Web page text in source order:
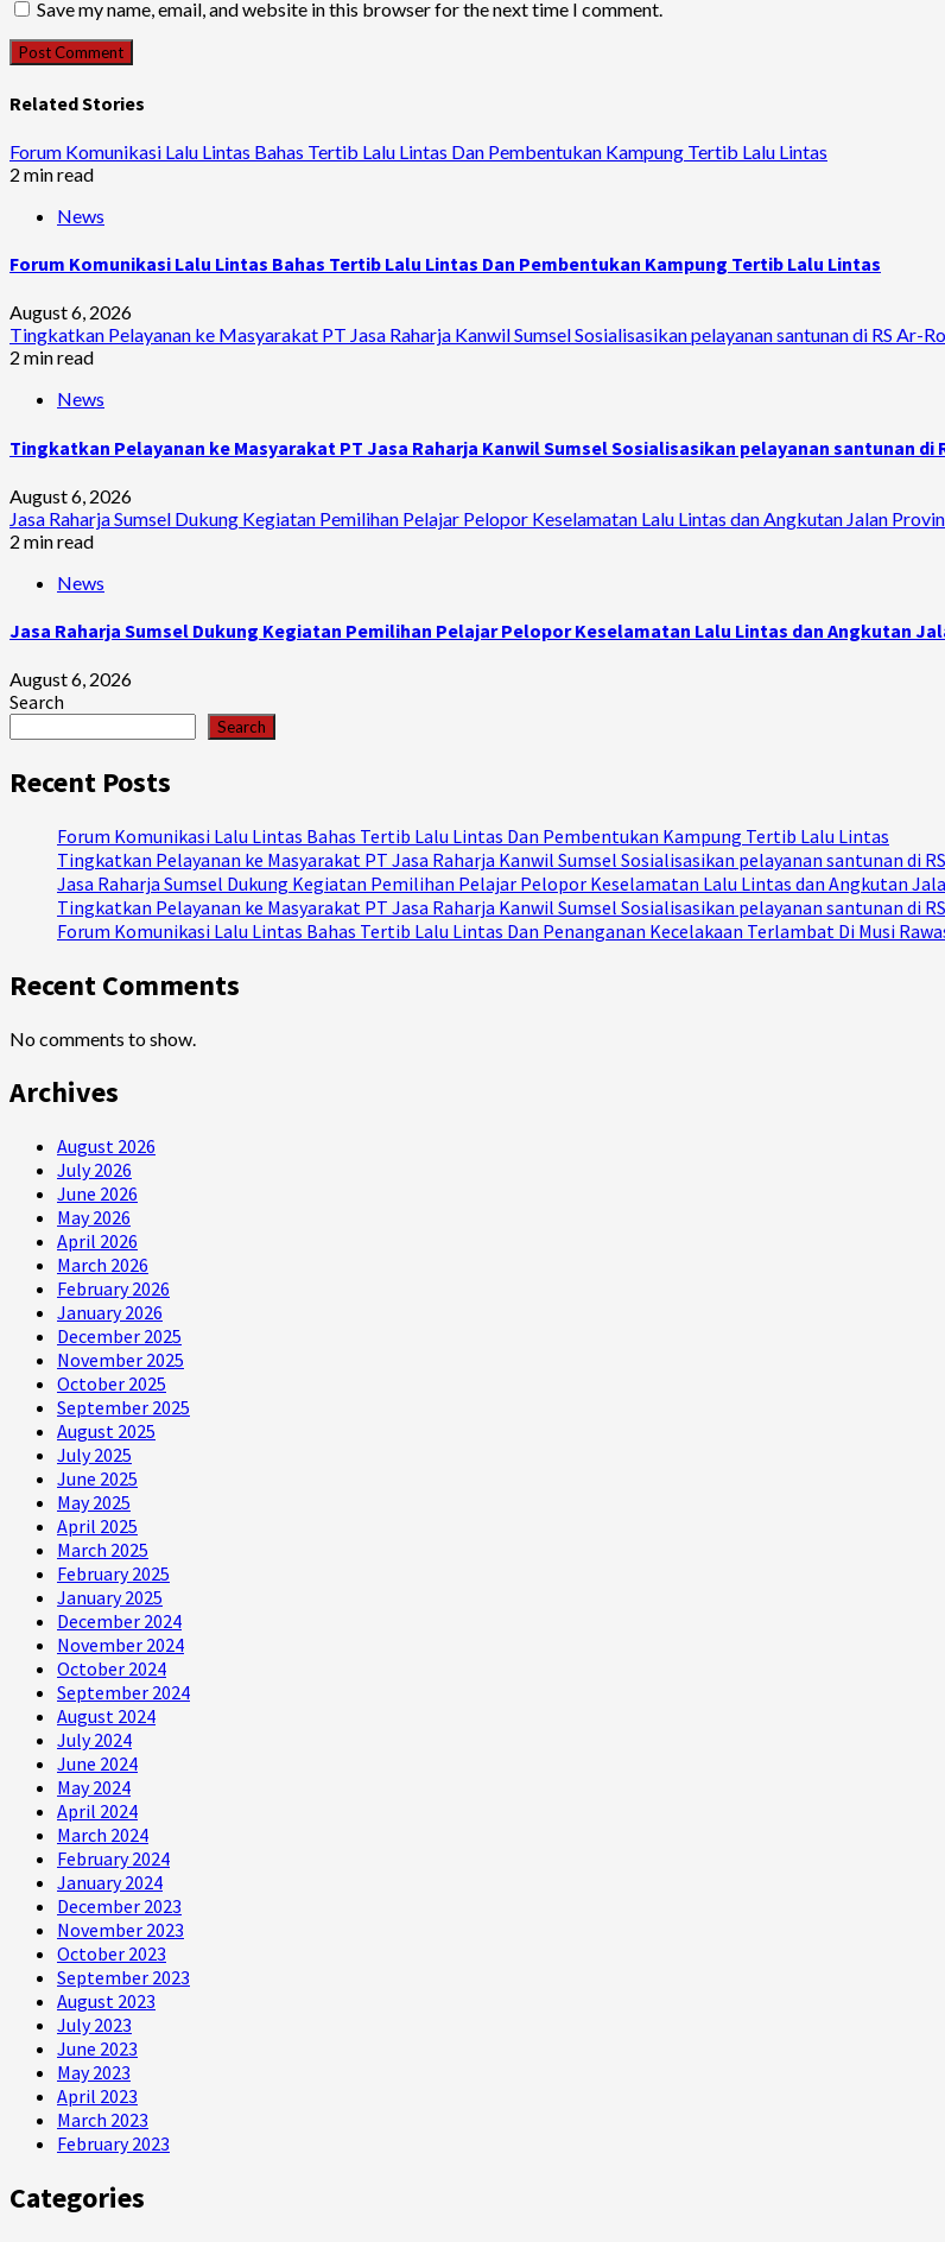
Save my name, email, and website in this browser for the next time I comment.
Related Stories
Forum Komunikasi Lalu Lintas Bahas Tertib Lalu Lintas Dan Pembentukan Kampung Tertib Lalu Lintas
2 min read
News
Forum Komunikasi Lalu Lintas Bahas Tertib Lalu Lintas Dan Pembentukan Kampung Tertib Lalu Lintas
August 6, 2026
Tingkatkan Pelayanan ke Masyarakat PT Jasa Raharja Kanwil Sumsel Sosialisasikan pelayanan santunan di RS Ar-
2 min read
News
Tingkatkan Pelayanan ke Masyarakat PT Jasa Raharja Kanwil Sumsel Sosialisasikan pelayanan santunan di
August 6, 2026
Jasa Raharja Sumsel Dukung Kegiatan Pemilihan Pelajar Pelopor Keselamatan Lalu Lintas dan Angkutan Jalan
2 min read
News
Jasa Raharja Sumsel Dukung Kegiatan Pemilihan Pelajar Pelopor Keselamatan Lalu Lintas dan Angkutan
August 6, 2026
Search
Search
Recent Posts
Forum Komunikasi Lalu Lintas Bahas Tertib Lalu Lintas Dan Pembentukan Kampung Tertib Lalu Lintas
Tingkatkan Pelayanan ke Masyarakat PT Jasa Raharja Kanwil Sumsel Sosialisasikan pelayanan santunan di
Jasa Raharja Sumsel Dukung Kegiatan Pemilihan Pelajar Pelopor Keselamatan Lalu Lintas dan Angkutan
Tingkatkan Pelayanan ke Masyarakat PT Jasa Raharja Kanwil Sumsel Sosialisasikan pelayanan santunan di
Forum Komunikasi Lalu Lintas Bahas Tertib Lalu Lintas Dan Penanganan Kecelakaan Terlambat Di Musi
Recent Comments
No comments to show.
Archives
August 2026
July 2026
June 2026
May 2026
April 2026
March 2026
February 2026
January 2026
December 2025
November 2025
October 2025
September 2025
August 2025
July 2025
June 2025
May 2025
April 2025
March 2025
February 2025
January 2025
December 2024
November 2024
October 2024
September 2024
August 2024
July 2024
June 2024
May 2024
April 2024
March 2024
February 2024
January 2024
December 2023
November 2023
October 2023
September 2023
August 2023
July 2023
June 2023
May 2023
April 2023
March 2023
February 2023
Categories